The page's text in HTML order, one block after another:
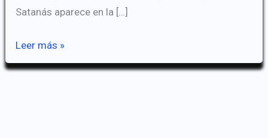
Satanás aparece en la […]
SATANAS
Leer más »